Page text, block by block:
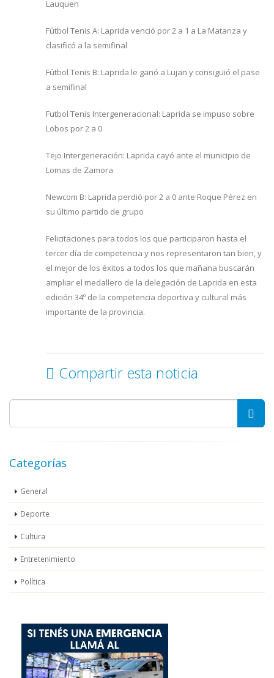
Lauquen
Fútbol Tenis A: Laprida venció por 2 a 1 a La Matanza y
clasificó a la semifinal
Fútbol Tenis B: Laprida le ganó a Lujan y consiguió el pase
a semifinal
Futbol Tenis Intergeneracional: Laprida se impuso sobre
Lobos por 2 a 0
Tejo Intergeneración: Laprida cayó ante el municipio de
Lomas de Zamora
Newcom B: Laprida perdió por 2 a 0 ante Roque Pérez en
su último partido de grupo
Felicitaciones para todos los que participaron hasta el
tercer día de competencia y nos representaron tan bien, y
el mejor de los éxitos a todos los que mañana buscarán
ampliar el medallero de la delegación de Laprida en esta
edición 34º de la competencia deportiva y cultural más
importante de la provincia.
Compartir esta noticia
Categorías
General
Deporte
Cultura
Entretenimiento
Política